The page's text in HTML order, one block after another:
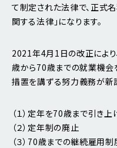
て制定された法律で、正式
関する法律」になります。
2021年4月1日の改正によ
歳から70歳までの就業機会
措置を講ずる努力義務が新
（１）定年を70歳まで引き上
（２）定年制の廃止
（３）70歳までの継続雇用